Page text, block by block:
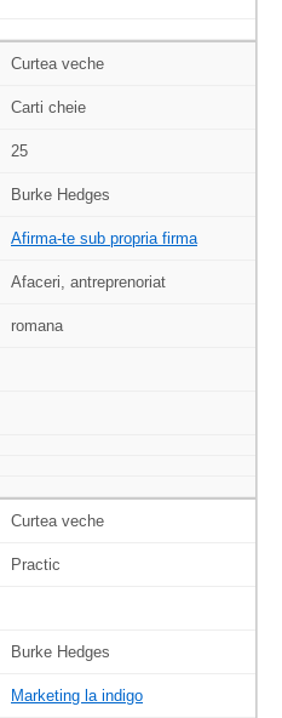
Curtea veche
Carti cheie
25
Burke Hedges
Afirma-te sub propria firma
Afaceri, antreprenoriat
romana
Curtea veche
Practic
Burke Hedges
Marketing la indigo